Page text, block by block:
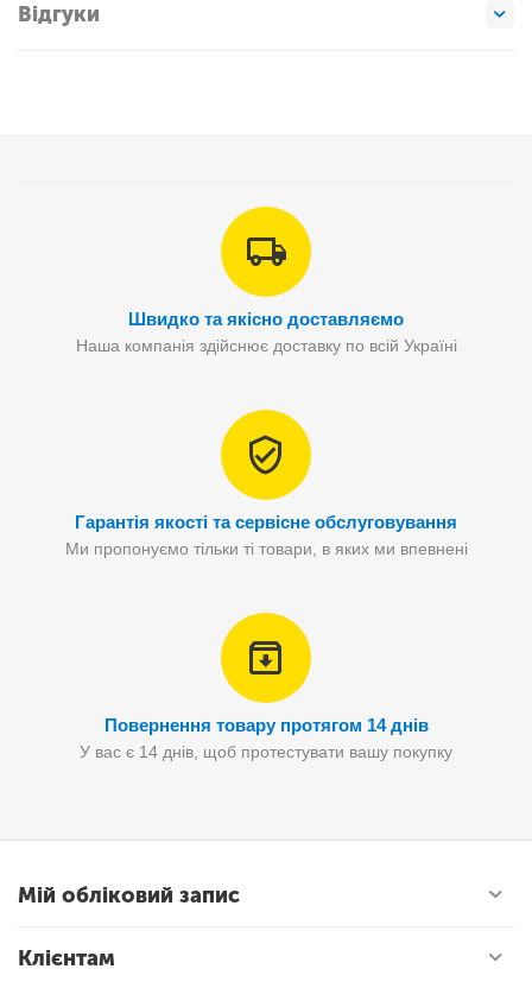
Відгуки
Швидко та якісно доставляємо
Наша компанія здійснює доставку по всій Україні
Гарантія якості та сервісне обслуговування
Ми пропонуємо тільки ті товари, в яких ми впевнені
Повернення товару протягом 14 днів
У вас є 14 днів, щоб протестувати вашу покупку
Мій обліковий запис
Клієнтам